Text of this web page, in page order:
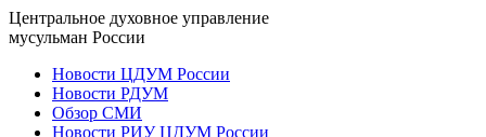
Центральное духовное управление
мусульман России
Новости ЦДУМ России
Новости РДУМ
Обзор СМИ
Новости РИУ ЦДУМ России